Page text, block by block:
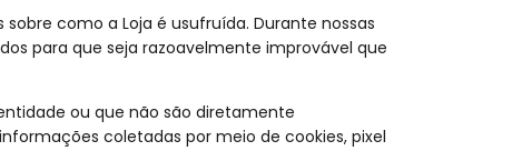
como a Loja é usufruída. Durante nossas
para que seja razoavelmente improvável que
ou que não são diretamente
coletadas por meio de cookies, pixel